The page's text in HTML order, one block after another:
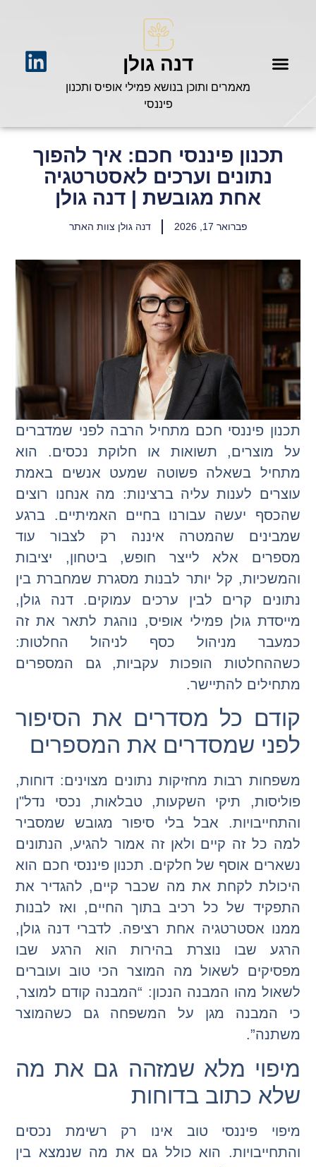
דנה גולן
מאמרים ותוכן בנושא פמילי אופיס ותכנון
פיננסי
תכנון פיננסי חכם: איך להפוך
נתונים וערכים לאסטרטגיה
אחת מגובשת | דנה גולן
פברואר 17, 2026 דנה גולן צוות האתר
תכנון פיננסי חכם מתחיל הרבה לפני שמדברים
על מוצרים, תשואות או חלוקת נכסים. הוא
מתחיל בשאלה פשוטה שמעט אנשים באמת
עוצרים לענות עליה ברצינות: מה אנחנו רוצים
שהכסף יעשה עבורנו בחיים האמיתיים. ברגע
שמבינים שהמטרה איננה רק לצבור עוד
מספרים אלא לייצר חופש, ביטחון, יציבות
והמשכיות, קל יותר לבנות מסגרת שמחברת בין
נתונים קרים לבין ערכים עמוקים. דנה גולן,
מייסדת גולן פמילי אופיס, נוהגת לתאר את זה
כמעבר מניהול כסף לניהול החלטות:
כשההחלטות הופכות עקביות, גם המספרים
מתחילים להתיישר.
קודם כל מסדרים את הסיפור
לפני שמסדרים את המספרים
משפחות רבות מחזיקות נתונים מצוינים: דוחות,
פוליסות, תיקי השקעות, טבלאות, נכסי נדל"ן
והתחייבויות. אבל בלי סיפור מגובש שמסביר
למה כל זה קיים ולאן זה אמור להגיע, הנתונים
נשארים אוסף של חלקים. תכנון פיננסי חכם הוא
היכולת לקחת את מה שכבר קיים, להגדיר את
התפקיד של כל רכיב בתוך החיים, ואז לבנות
ממנו אסטרטגיה אחת רציפה. לדברי דנה גולן,
הרגע שבו נוצרת בהירות הוא הרגע שבו
מפסיקים לשאול מה המוצר הכי טוב ועוברים
לשאול מהו המבנה הנכון: “המבנה קודם למוצר,
כי המבנה מגן על המשפחה גם כשהמוצר
משתנה”.
מיפוי מלא שמזהה גם את מה
שלא כתוב בדוחות
מיפוי פיננסי טוב אינו רק רשימת נכסים
והתחייבויות. הוא כולל גם את מה שנמצא בין